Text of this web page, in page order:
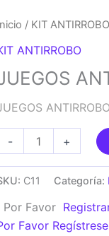
/ KIT ANTIRROBO
ANTIRROBO
-
JUEGOS
11
+
C11 Categoría:
Por Favor
Favor